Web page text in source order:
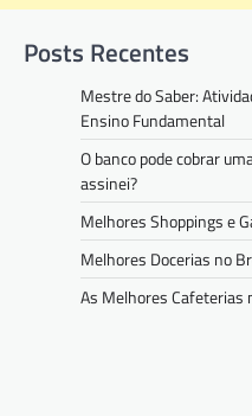
Posts Recentes
Mestre do Saber:
Ensino Fundamental
O banco pode cobrar
assinei?
Melhores Shoppings e
Melhores Docerias no
As Melhores Cafeterias